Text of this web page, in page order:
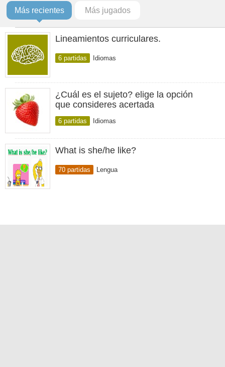
Más recientes Más jugados
Lineamientos curriculares.
6 partidas Idiomas
¿Cuál es el sujeto? elige la opción
que consideres acertada
6 partidas Idiomas
What is she/he like?
70 partidas Lengua